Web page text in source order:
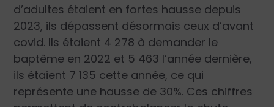
d’adultes étaient en fortes hausse depuis
2023, ils dépassent désormais ceux d’avant
covid. Ils étaient 4 278 à demander le
baptême en 2022 et 5 463 l’année dernière,
ils étaient 7 135 cette année, ce qui
représente une hausse de 30%. Ces chiffres